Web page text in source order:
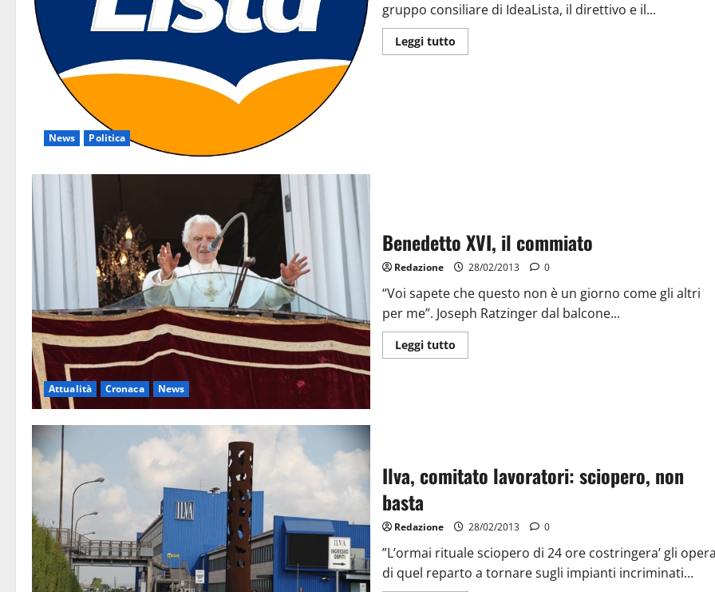
News Politica
gruppo consiliare di IdeaLista, il direttivo e il...
Leggi tutto
Attualità Cronaca News
Benedetto XVI, il commiato
Redazione 28/02/2013 0
“Voi sapete che questo non è un giorno come gli altri
per me”. Joseph Ratzinger dal balcone...
Leggi tutto
Ilva, comitato lavoratori: sciopero, non
basta
Redazione 28/02/2013 0
”L’ormai rituale sciopero di 24 ore costringera’ gli
di quel reparto a tornare sugli impianti incriminati...